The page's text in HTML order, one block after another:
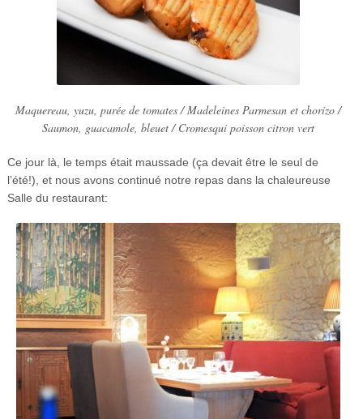
Maquereau, yuzu, purée de tomates / Madeleines Parmesan et chorizo /
Saumon, guacamole, bleuet / Cromesqui poisson citron vert
Ce jour là, le temps était maussade (ça devait être le seul de
l’été!), et nous avons continué notre repas dans la chaleureuse
Salle du restaurant: